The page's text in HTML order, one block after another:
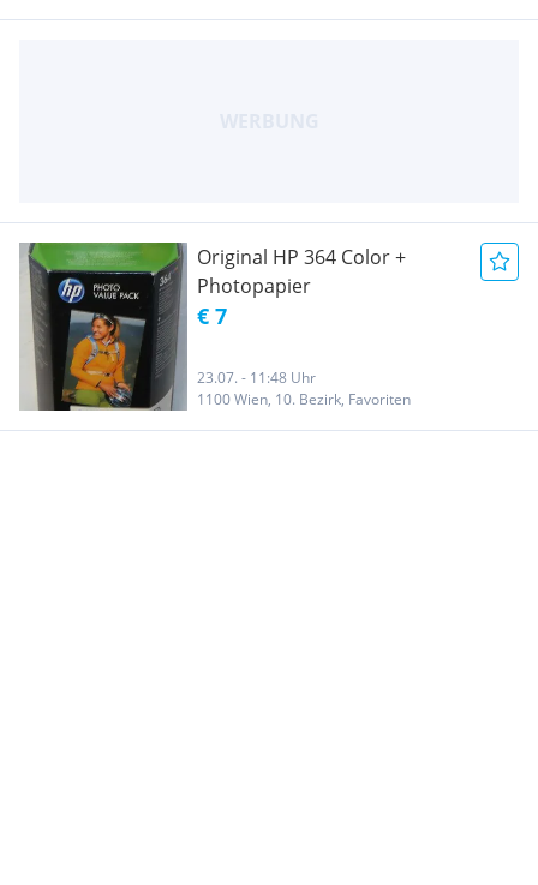
Original HP 364 Color +
Photopapier
€ 7
23.07. - 11:48 Uhr
1100 Wien, 10. Bezirk, Favoriten